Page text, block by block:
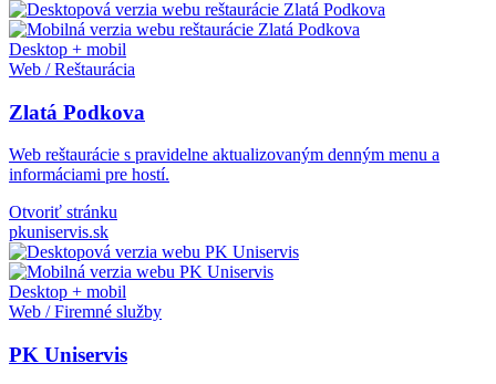
Desktop + mobil
Web / Reštaurácia
Zlatá Podkova
Web reštaurácie s pravidelne aktualizovaným denným menu a
informáciami pre hostí.
Otvoriť stránku
pkuniservis.sk
Desktop + mobil
Web / Firemné služby
PK Uniservis